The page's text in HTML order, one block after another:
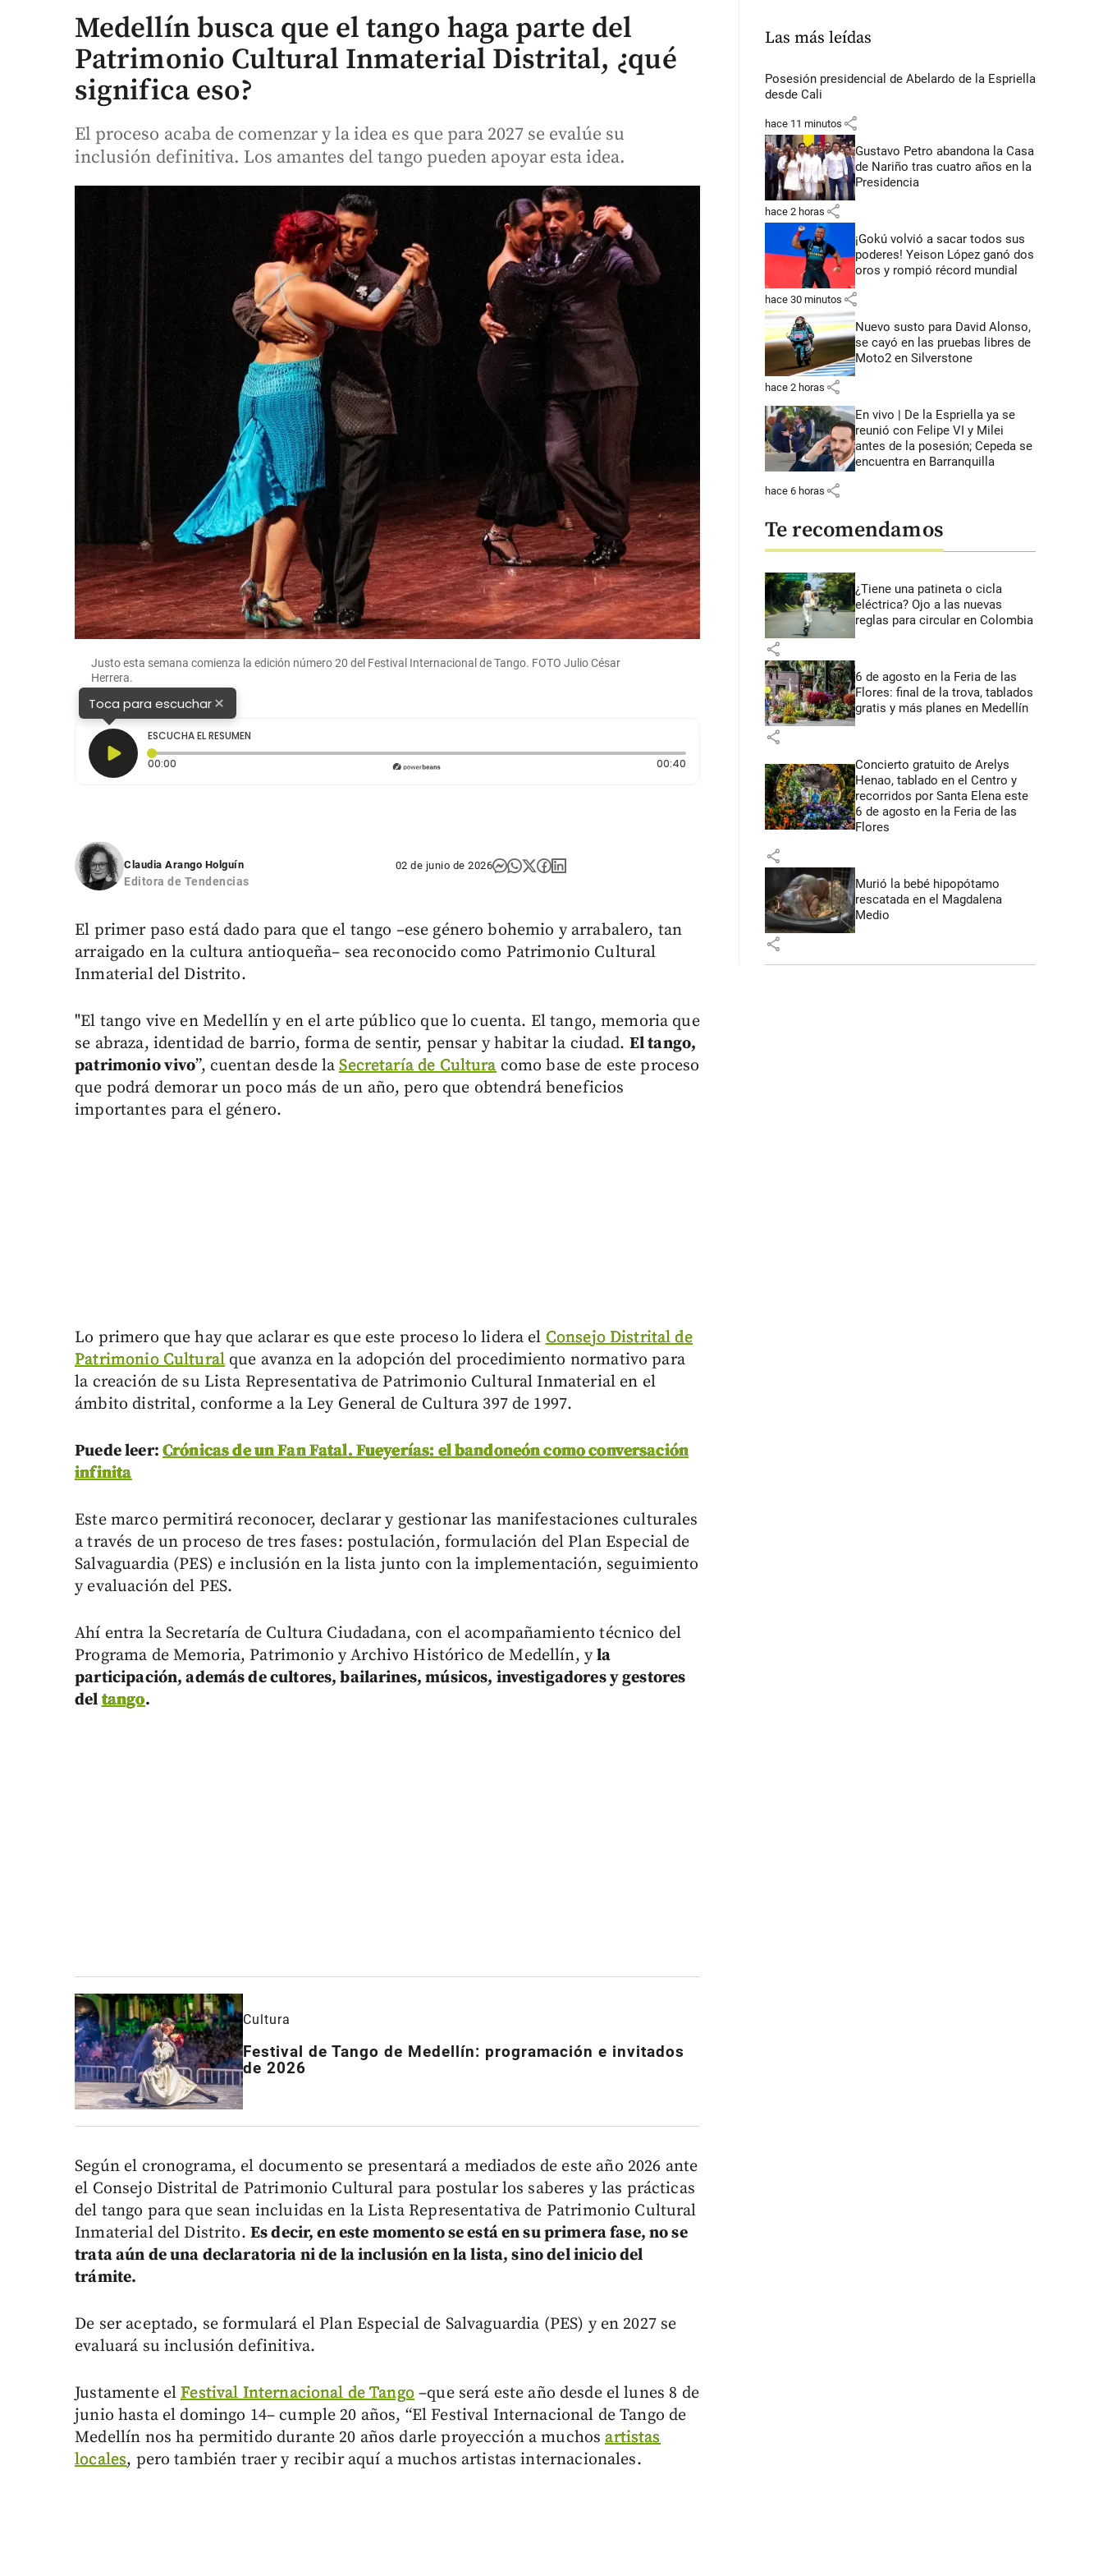
Medellín busca que el tango haga parte del
Patrimonio Cultural Inmaterial Distrital, ¿qué
significa eso?
El proceso acaba de comenzar y la idea es que para 2027 se evalúe su
inclusión definitiva. Los amantes del tango pueden apoyar esta idea.
Justo esta semana comienza la edición número 20 del Festival Internacional de Tango. FOTO Julio César
Herrera.
Toca para escuchar×
ESCUCHA EL RESUMEN
00:00
00:40Duración: 40 segundos
Claudia Arango Holguín
Editora de Tendencias
02 de junio de 2026
El primer paso está dado para que el tango –ese género bohemio y arrabalero, tan
arraigado en la cultura antioqueña– sea reconocido como Patrimonio Cultural
Inmaterial del Distrito.
"El tango vive en Medellín y en el arte público que lo cuenta. El tango, memoria que
se abraza, identidad de barrio, forma de sentir, pensar y habitar la ciudad. El tango,
patrimonio vivo”, cuentan desde laSecretaría de Culturacomo base de este proceso
que podrá demorar un poco más de un año, pero que obtendrá beneficios
importantes para el género.
Lo primero que hay que aclarar es que este proceso lo lidera elConsejo Distrital de
Patrimonio Culturalque avanza en la adopción del procedimiento normativo para
la creación de su Lista Representativa de Patrimonio Cultural Inmaterial en el
ámbito distrital, conforme a la Ley General de Cultura 397 de 1997.
Puede leer: Crónicas de un Fan Fatal. Fueyerías: el bandoneón como conversación
infinita
Este marco permitirá reconocer, declarar y gestionar las manifestaciones culturales
a través de un proceso de tres fases: postulación, formulación del Plan Especial de
Salvaguardia (PES) e inclusión en la lista junto con la implementación, seguimiento
y evaluación del PES.
Ahí entra la Secretaría de Cultura Ciudadana, con el acompañamiento técnico del
Programa de Memoria, Patrimonio y Archivo Histórico de Medellín, yla
participación, además de cultores, bailarines, músicos, investigadores y gestores
deltango.
Cultura
Festival de Tango de Medellín: programación e invitados
de 2026
Según el cronograma, el documento se presentará a mediados de este año 2026 ante
el Consejo Distrital de Patrimonio Cultural para postular los saberes y las prácticas
del tango para que sean incluidas en la Lista Representativa de Patrimonio Cultural
Inmaterial del Distrito. Es decir, en este momento se está en su primera fase, no se
trata aún de una declaratoria ni de la inclusión en la lista, sino del inicio del
trámite.
De ser aceptado, se formulará el Plan Especial de Salvaguardia (PES) y en 2027 se
evaluará su inclusión definitiva.
Justamente elFestival Internacional de Tango–que será este año desde el lunes 8 de
junio hasta el domingo 14– cumple 20 años, “El Festival Internacional de Tango de
Medellín nos ha permitido durante 20 años darle proyección a muchosartistas
locales, pero también traer y recibir aquí a muchos artistas internacionales.
Las más leídas
Posesión presidencial de Abelardo de la Espriella
desde Cali
hace 11 minutos share
Gustavo Petro abandona la Casa
de Nariño tras cuatro años en la
Presidencia
hace 2 horas share
¡Gokú volvió a sacar todos sus
poderes! Yeison López ganó dos
oros y rompió récord mundial
hace 30 minutos share
Nuevo susto para David Alonso,
se cayó en las pruebas libres de
Moto2 en Silverstone
hace 2 horas share
En vivo | De la Espriella ya se
reunió con Felipe VI y Milei
antes de la posesión; Cepeda se
encuentra en Barranquilla
hace 6 horas share
Te recomendamos
¿Tiene una patineta o cicla
eléctrica? Ojo a las nuevas
reglas para circular en Colombia
share
6 de agosto en la Feria de las
Flores: final de la trova, tablados
gratis y más planes en Medellín
share
Concierto gratuito de Arelys
Henao, tablado en el Centro y
recorridos por Santa Elena este
6 de agosto en la Feria de las
Flores
share
Murió la bebé hipopótamo
rescatada en el Magdalena
Medio
share